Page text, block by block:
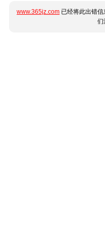
www.365jz.com 已经将此出错
们